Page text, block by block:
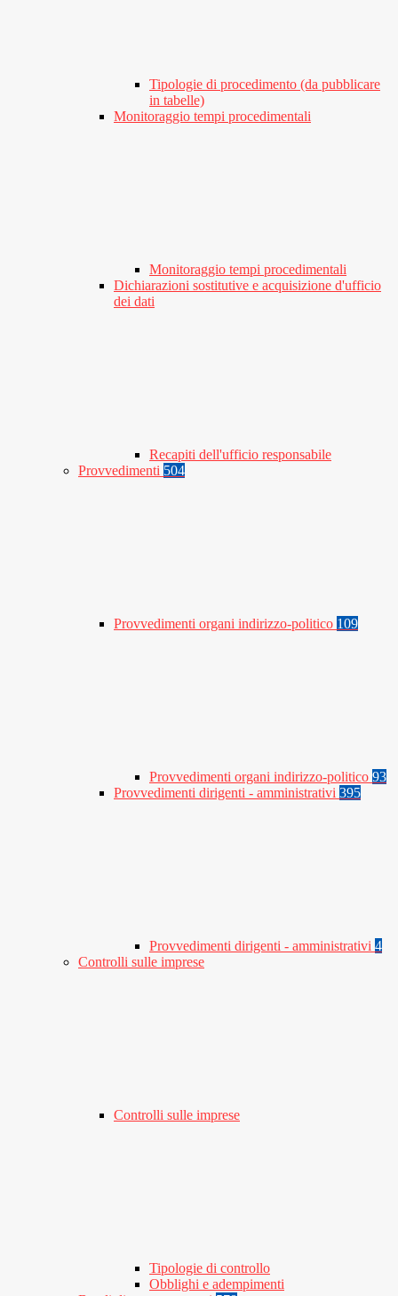
Tipologie di procedimento (da pubblicare
in tabelle)
Monitoraggio tempi procedimentali
Monitoraggio tempi procedimentali
Dichiarazioni sostitutive e acquisizione d'ufficio
dei dati
Recapiti dell'ufficio responsabile
Provvedimenti 504
Provvedimenti organi indirizzo-politico 109
Provvedimenti organi indirizzo-politico 93
Provvedimenti dirigenti - amministrativi 395
Provvedimenti dirigenti - amministrativi 4
Controlli sulle imprese
Controlli sulle imprese
Tipologie di controllo
Obblighi e adempimenti